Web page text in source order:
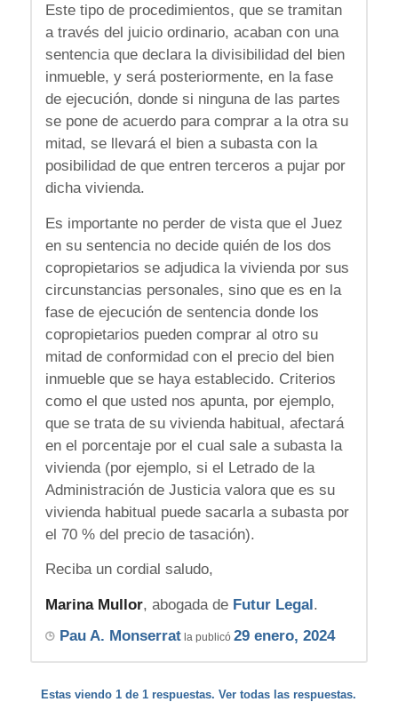
Este tipo de procedimientos, que se tramitan
a través del juicio ordinario, acaban con una
sentencia que declara la divisibilidad del bien
inmueble, y será posteriormente, en la fase
de ejecución, donde si ninguna de las partes
se pone de acuerdo para comprar a la otra su
mitad, se llevará el bien a subasta con la
posibilidad de que entren terceros a pujar por
dicha vivienda.
Es importante no perder de vista que el Juez
en su sentencia no decide quién de los dos
copropietarios se adjudica la vivienda por sus
circunstancias personales, sino que es en la
fase de ejecución de sentencia donde los
copropietarios pueden comprar al otro su
mitad de conformidad con el precio del bien
inmueble que se haya establecido. Criterios
como el que usted nos apunta, por ejemplo,
que se trata de su vivienda habitual, afectará
en el porcentaje por el cual sale a subasta la
vivienda (por ejemplo, si el Letrado de la
Administración de Justicia valora que es su
vivienda habitual puede sacarla a subasta por
el 70 % del precio de tasación).
Reciba un cordial saludo,
Marina Mullor, abogada de Futur Legal.
Pau A. Monserratla publicó 29 enero, 2024
Estas viendo 1 de 1 respuestas. Ver todas las respuestas.